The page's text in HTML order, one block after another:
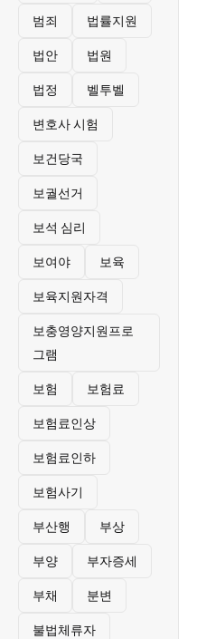
범죄 법률지원
법안 법원
법정 벨투벨
변호사 시험
보건당국
보궐선거
보석 심리
보여야 보육
보육지원자격
보충영양지원프로
그램
보험 보험료
보험료인상
보험료인하
보험사기
부산행 부상
부양 부자증세
부채 분변
불법체류자